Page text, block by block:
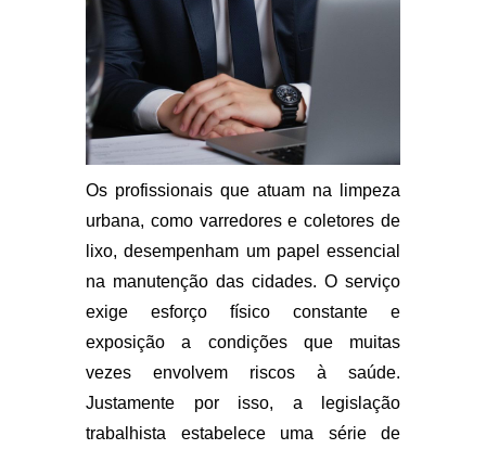
Os profissionais que atuam na limpeza
urbana, como varredores e coletores de
lixo, desempenham um papel essencial
na manutenção das cidades. O serviço
exige esforço físico constante e
exposição a condições que muitas
vezes envolvem riscos à saúde.
Justamente por isso, a legislação
trabalhista estabelece uma série de